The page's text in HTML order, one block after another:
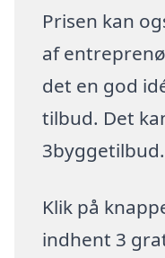
Prisen kan
af
det en god
tilbud. Det
Klik på
indhent 3